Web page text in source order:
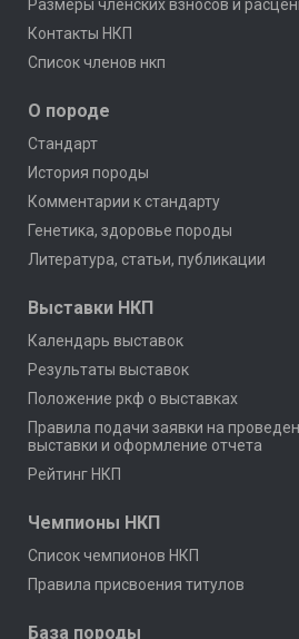
Размеры членских взносов и
Контакты НКП
Список членов нкп
О породе
Стандарт
История породы
Комментарии к стандарту
Генетика, здоровье породы
Литература, статьи, публикации
Выставки НКП
Календарь выставок
Результаты выставок
Положение ркф о выставках
Правила подачи заявки на
выставки и оформление отчета
Рейтинг НКП
Чемпионы НКП
Список чемпионов НКП
Правила присвоения титулов
База породы